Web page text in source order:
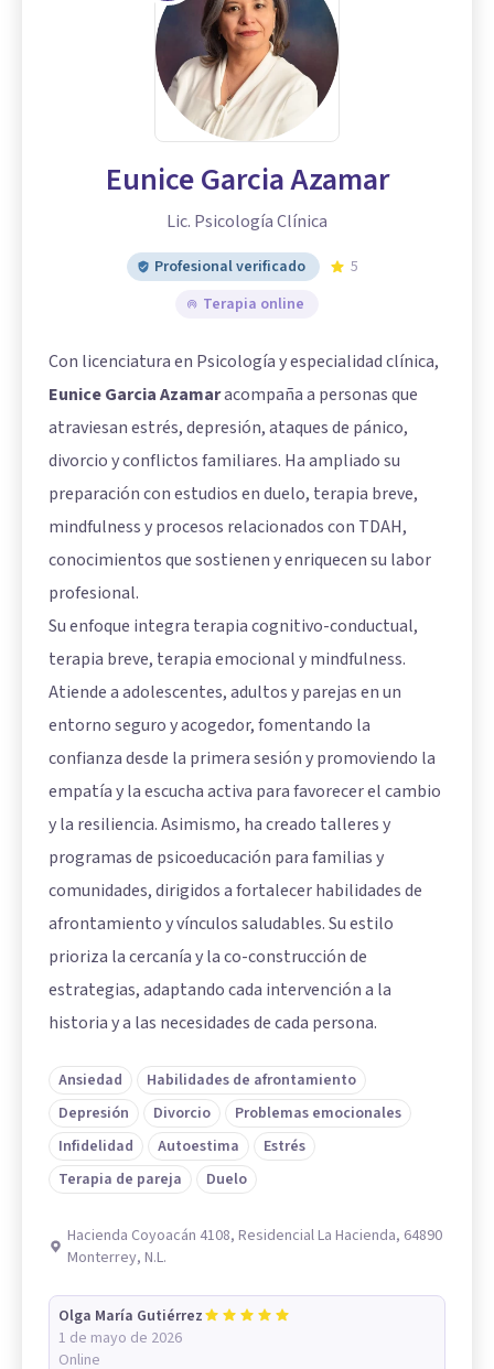
Eunice Garcia Azamar
Lic. Psicología Clínica
Profesional verificado
5
Terapia online
Con licenciatura en Psicología y especialidad clínica,
Eunice Garcia Azamaracompaña a personas que
atraviesan estrés, depresión, ataques de pánico,
divorcio y conflictos familiares. Ha ampliado su
preparación con estudios en duelo, terapia breve,
mindfulness y procesos relacionados con TDAH,
conocimientos que sostienen y enriquecen su labor
profesional.
Su enfoque integra terapia cognitivo-conductual,
terapia breve, terapia emocional y mindfulness.
Atiende a adolescentes, adultos y parejas en un
entorno seguro y acogedor, fomentando la
confianza desde la primera sesión y promoviendo la
empatía y la escucha activa para favorecer el cambio
y la resiliencia. Asimismo, ha creado talleres y
programas de psicoeducación para familias y
comunidades, dirigidos a fortalecer habilidades de
afrontamiento y vínculos saludables. Su estilo
prioriza la cercanía y la co-construcción de
estrategias, adaptando cada intervención a la
historia y a las necesidades de cada persona.
Ansiedad
Habilidades de afrontamiento
Depresión
Divorcio
Problemas emocionales
Infidelidad
Autoestima
Estrés
Terapia de pareja
Duelo
Hacienda Coyoacán 4108, Residencial La Hacienda, 64890
Monterrey, N.L.
Olga María Gutiérrez
1 de mayo de 2026
Online